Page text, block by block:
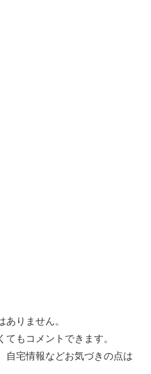
ありません。
もコメントできます。
自宅情報などお気づきの点は